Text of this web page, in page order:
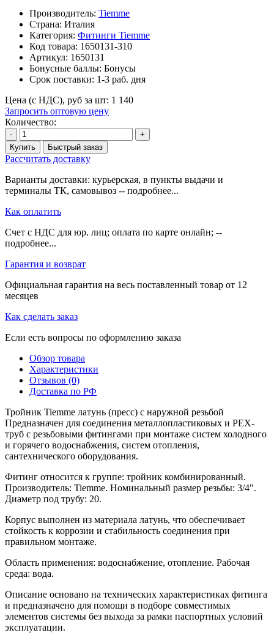
Производитель: Tiemme
Страна: Италия
Категория: Фитинги Tiemme
Код товара: 1650131-310
Артикул: 1650131
Бонусные баллы: Бонусы
Срок поставки: 1-3 раб. дня
Цена (с НДС), руб за шт: 1 140
Запросить оптовую цену
Количество:
-
+
Купить
Быстрый заказ
Рассчитать доставку
Варианты доставки: курьерская, в пункты выдачи и
терминалы ТК, самовывоз -- подробнее...
Как оплатить
Счет с НДС для юр. лиц; оплата по карте онлайн; --
подробнее...
Гарантия и возврат
Официальная гарантия на весь поставленный товар от 12
месяцев
Как сделать заказ
Если есть вопросы по оформлению заказа
Обзор товара
Характеристики
Отзывов (0)
Доставка по РФ
Тройник Tiemme латунь (пресс) с наружной резьбой
Предназначен для соединения металлопластиковых и РЕХ-
труб с резьбовыми фитингами при монтаже систем холодного
и горячего водоснабжения, систем отопления,
сантехнического оборудования.
Фитинг относится к группе: тройник комбинированный.
Производитель: Tiemme. Номинальный размер резьбы: 3/4".
Диаметр под трубу: 20.
Корпус выполнен из материала латунь, что обеспечивает
стойкость к коррозии и стабильность соединения при
правильном монтаже.
Область применения: водоснабжение, отопление. Рабочая
среда: вода.
Описание основано на технических характеристиках фитинга
и предназначено для помощи в подборе совместимых
элементов системы без выхода за рамки паспортных условий
эксплуатации.